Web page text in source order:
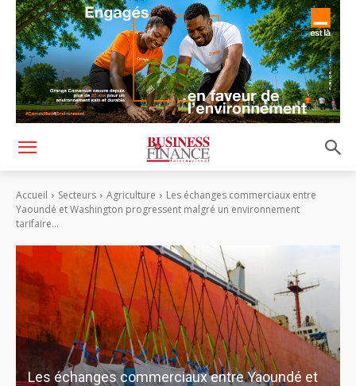
Accueil Secteurs Agriculture
Les échanges commerciaux entre
Yaoundé et Washington progressent malgré un environnement
tarifaire...
Les échanges commerciaux entre Yaoundé et